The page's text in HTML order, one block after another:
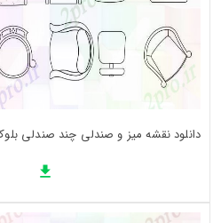
دانلود نقشه میز و صندلی چند صندلی بلوک